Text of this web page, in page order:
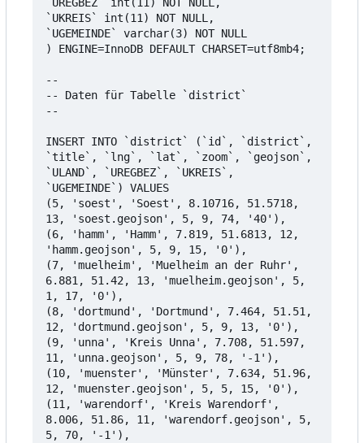
`UREGBEZ` int(11) NOT NULL,
`UKREIS` int(11) NOT NULL,
`UGEMEINDE` varchar(3) NOT NULL
) ENGINE=InnoDB DEFAULT CHARSET=utf8mb4;
--
-- Daten für Tabelle `district`
--
INSERT INTO `district` (`id`, `district`,
`title`, `lng`, `lat`, `zoom`, `geojson`,
`ULAND`, `UREGBEZ`, `UKREIS`,
`UGEMEINDE`) VALUES
(5, 'soest', 'Soest', 8.10716, 51.5718,
13, 'soest.geojson', 5, 9, 74, '40'),
(6, 'hamm', 'Hamm', 7.819, 51.6813, 12,
'hamm.geojson', 5, 9, 15, '0'),
(7, 'muelheim', 'Muelheim an der Ruhr',
6.881, 51.42, 13, 'muelheim.geojson', 5,
1, 17, '0'),
(8, 'dortmund', 'Dortmund', 7.464, 51.51,
12, 'dortmund.geojson', 5, 9, 13, '0'),
(9, 'unna', 'Kreis Unna', 7.708, 51.597,
11, 'unna.geojson', 5, 9, 78, '-1'),
(10, 'muenster', 'Münster', 7.634, 51.96,
12, 'muenster.geojson', 5, 5, 15, '0'),
(11, 'warendorf', 'Kreis Warendorf',
8.006, 51.86, 11, 'warendorf.geojson', 5,
5, 70, '-1'),